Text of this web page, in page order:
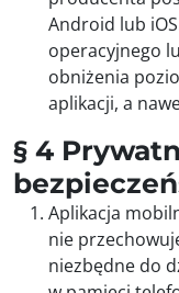
Android lub
operacyjnego
obniżenia
aplikacji, a
§ 4
Aplikacja
nie
niezbędne do